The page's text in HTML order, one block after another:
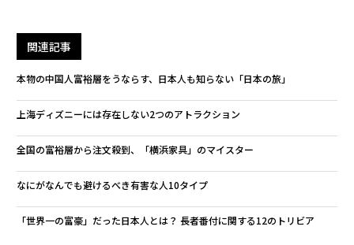
関連記事
本物の中国人富裕層をうならす、日本人も知らない「日本の旅」
上海ディズニーには存在しない2つのアトラクション
全国の富裕層から注文殺到、「横浜家具」のマイスター
なにがなんでも避けるべき有害な人10タイプ
「世界一の富豪」だった日本人とは？ 長者番付に関する12のトリビア